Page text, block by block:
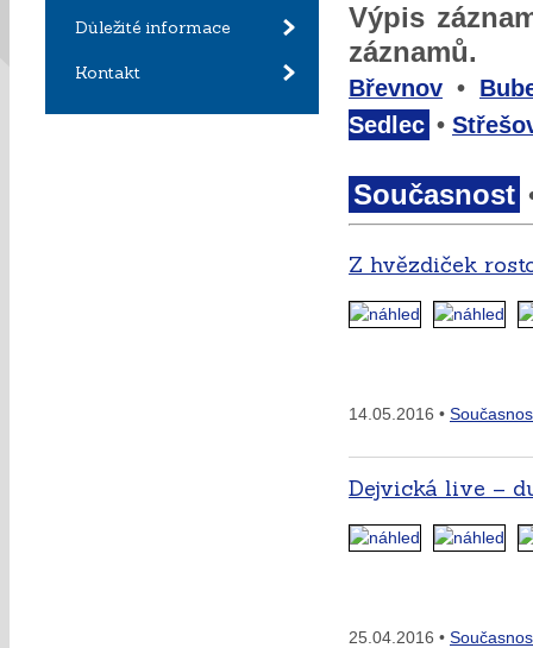
Důležité informace
Kontakt
Výpis
záznamů.
Břevnov •
Sedlec •
Současnost
Z hvězdiček
14.05.2016 •
Dejvická live –
25.04.2016 •